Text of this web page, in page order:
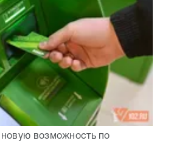
возможность по